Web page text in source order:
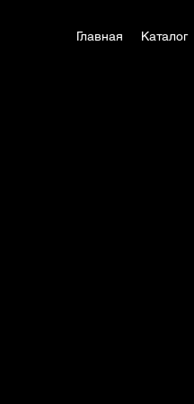
Главная Каталог